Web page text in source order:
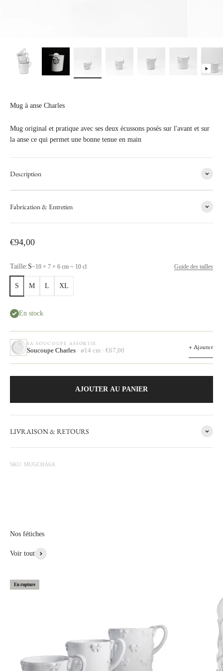
Mug à anse Charles
Mug original et pratique avec ses deux écussons posés sur l'avant et sur
la anse ce qui permet une bonne tenue en main
Description
Fabrication & Entretien
Prix de vente
€94,00
Taille:S~10 × 7 × 6 cm ~ 10 cl Guide des tailles
S M L XL
En stock
SA SOUCOUPE ASSORTIE
Soucoupe Charles · ⌀14 cm · €67,00 + Ajouter
AJOUTER AU PANIER
LIVRAISON & RETOURS
SKU: MUGCHA6A
Les secrets d'un objet
Charles
L’extreme simplicité des formes est rehaussée par cette écusson
Nos fétiches
Voir tout
En rupture